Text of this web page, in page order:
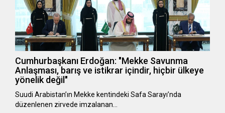
Cumhurbaşkanı Erdoğan: "Mekke Savunma
Anlaşması, barış ve istikrar içindir, hiçbir ülkeye
yönelik değil"
Suudi Arabistan’ın Mekke kentindeki Safa Sarayı’nda
düzenlenen zirvede imzalanan…